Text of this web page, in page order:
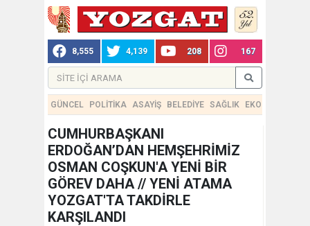
8,555 4,139 208 167
GÜNCEL POLİTİKA ASAYİŞ BELEDİYE SAĞLIK EKONOMİ
CUMHURBAŞKANI
ERDOĞAN’DAN HEMŞEHRİMİZ
OSMAN COŞKUN'A YENİ BİR
GÖREV DAHA // YENİ ATAMA
YOZGAT'TA TAKDİRLE
KARŞILANDI